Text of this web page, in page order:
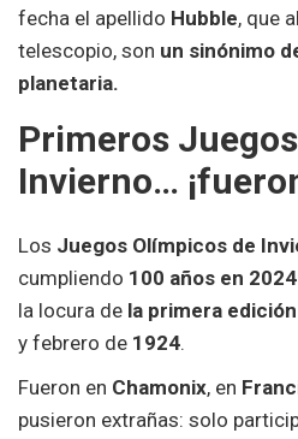
fecha el apellido Hubble, que
telescopio, son un sinónimo
planetaria.
Primeros
Invierno…
Los Juegos Olímpicos de
cumpliendo 100 años en 2024
la locura de la primera edición
y febrero de 1924.
Fueron en Chamonix, en
pusieron extrañas: solo